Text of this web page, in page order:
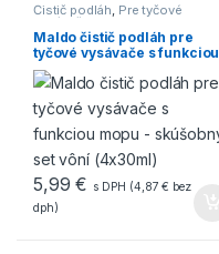
Čistič podláh Pre tyčové
vysávače s mopom
Maldo čistič podláh pre
tyčové vysávače s funkciou
mopu – skúšobný set vôní
(4x30ml)
5,99€ s DPH (4,87€ bez
dph)